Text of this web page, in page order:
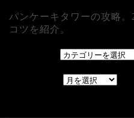
パンケーキタワーの攻略
コツを紹介。